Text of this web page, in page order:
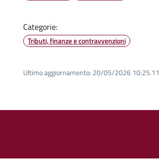
Categorie:
Tributi, finanze e contravvenzioni
Ultimo aggiornamento: 20/05/2026 10:25.11